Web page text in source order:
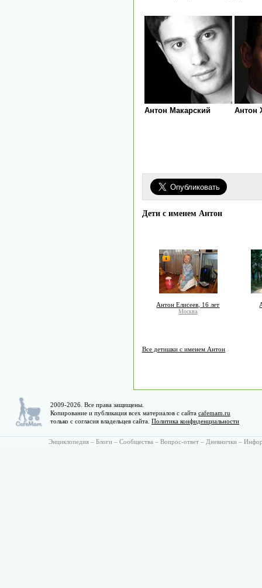
Антон Макарский Антон
Дети с именем Антон
Антон Елисеев, 16 лет
Москва
Все детишки с именем Антон
2009-2026. Все права защищены.
Копирование и публикация всех материалов с сайта cafemam.ru
только с согласия владельцев сайта. Политика конфиденциальности
Энциклопедия – Блоги – Сообщества – Вопрос-ответ – Дневнички –